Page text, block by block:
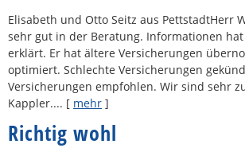
Elisabeth und Otto Seitz aus PettstadtHerr
sehr gut in der Beratung. Informationen
erklärt. Er hat ältere Versicherungen
optimiert. Schlechte Versicherungen
Versicherungen empfohlen. Wir sind sehr
Kappler.... [ mehr ]
Richtig wohl